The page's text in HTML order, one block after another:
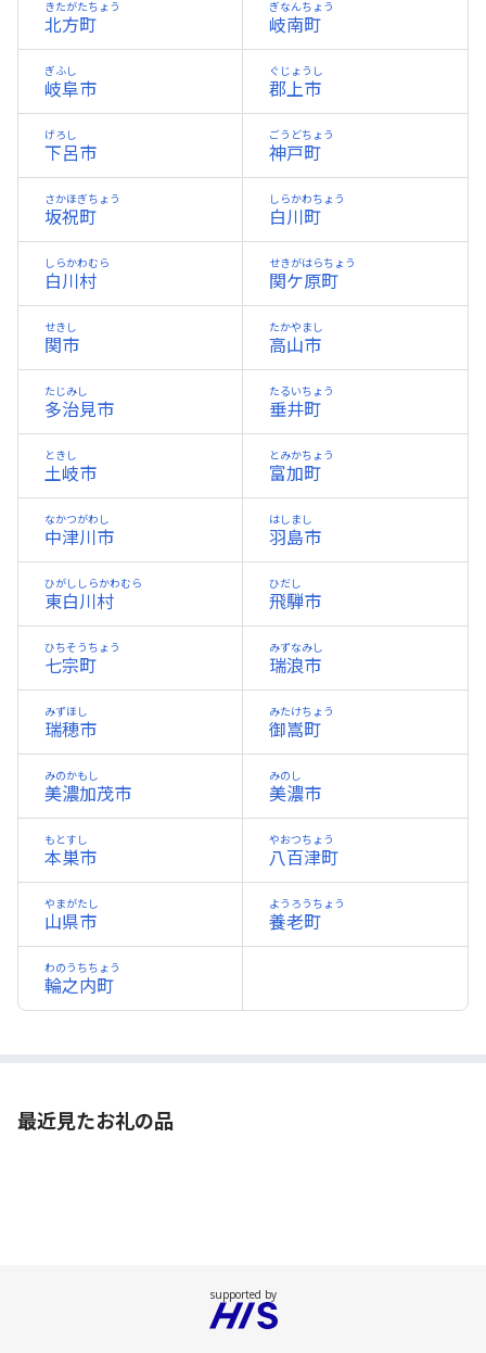
北方町
きたがたちょう
岐南町
ぎなんちょう
岐阜市
ぎふし
郡上市
ぐじょうし
下呂市
げろし
神戸町
ごうどちょう
坂祝町
さかほぎちょう
白川町
しらかわちょう
白川村
しらかわむら
関ケ原町
せきがはらちょう
関市
せきし
高山市
たかやまし
多治見市
たじみし
垂井町
たるいちょう
土岐市
ときし
富加町
とみかちょう
中津川市
なかつがわし
羽島市
はしまし
東白川村
ひがししらかわむら
飛騨市
ひだし
七宗町
ひちそうちょう
瑞浪市
みずなみし
瑞穂市
みずほし
御嵩町
みたけちょう
美濃加茂市
みのかもし
美濃市
みのし
本巣市
もとすし
八百津町
やおつちょう
山県市
やまがたし
養老町
ようろうちょう
輪之内町
わのうちちょう
最近見たお礼の品